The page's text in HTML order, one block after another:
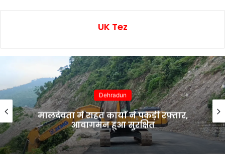
UK Tez
Dehradun
मालदेवता में राहत कार्यों ने पकड़ी रफ्तार,
आवागमन हुआ सुरक्षित